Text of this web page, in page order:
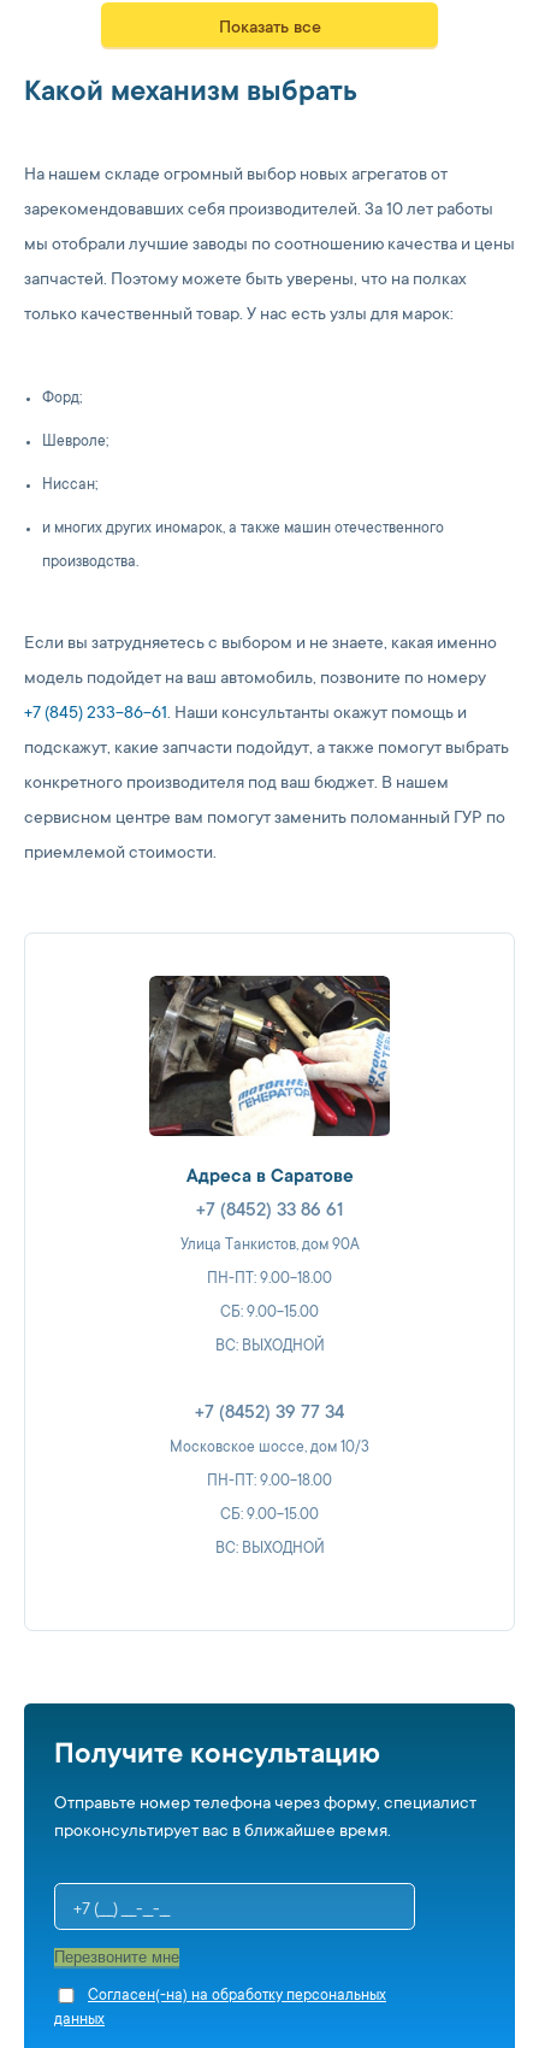
Показать все
Какой механизм выбрать
На нашем складе огромный выбор новых агрегатов от
зарекомендовавших себя производителей. За 10 лет работы
мы отобрали лучшие заводы по соотношению качества и цены
запчастей. Поэтому можете быть уверены, что на полках
только качественный товар. У нас есть узлы для марок:
Форд;
Шевроле;
Ниссан;
и многих других иномарок, а также машин отечественного
производства.
Если вы затрудняетесь с выбором и не знаете, какая именно
модель подойдет на ваш автомобиль, позвоните по номеру
+7 (845) 233-86-61. Наши консультанты окажут помощь и
подскажут, какие запчасти подойдут, а также помогут выбрать
конкретного производителя под ваш бюджет. В нашем
сервисном центре вам помогут заменить поломанный ГУР по
приемлемой стоимости.
Адреса в Саратове
+7 (8452) 33 86 61
Улица Танкистов, дом 90А
ПН-ПТ: 9.00-18.00
СБ: 9.00-15.00
ВС: ВЫХОДНОЙ
+7 (8452) 39 77 34
Московское шоссе, дом 10/3
ПН-ПТ: 9.00-18.00
СБ: 9.00-15.00
ВС: ВЫХОДНОЙ
Получите консультацию
Отправьте номер телефона через форму, специалист
проконсультирует вас в ближайшее время.
Перезвоните мне
Cогласен(-на) на обработку персональных
данных